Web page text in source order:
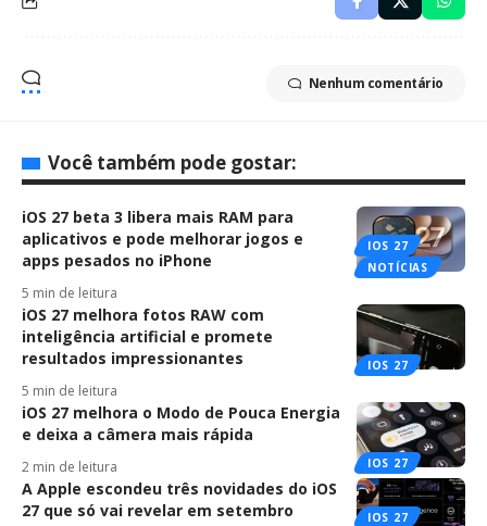
Nenhum comentário
Você também pode gostar:
IOS 27
NOTÍCIAS
iOS 27 beta 3 libera mais RAM para
aplicativos e pode melhorar jogos e
apps pesados no iPhone
5 min de leitura
IOS 27
iOS 27 melhora fotos RAW com
inteligência artificial e promete
resultados impressionantes
5 min de leitura
IOS 27
iOS 27 melhora o Modo de Pouca Energia
e deixa a câmera mais rápida
2 min de leitura
IOS 27
A Apple escondeu três novidades do iOS
27 que só vai revelar em setembro